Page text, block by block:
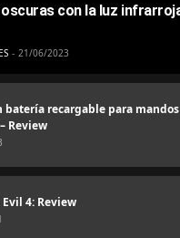
con la luz
21/06/2023
batería recargable para
Review
4: Review